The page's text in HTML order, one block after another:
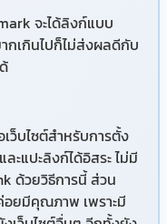
จะได้ลิงก์แบบ
กเกินไปก็ไม่ส่งผลดีกับ
ว็บไซต์สำหรับการตั้ง
ะแปะลิงก์ได้อิสระ ไม่มี
ด้วยวิธีการนี้ ส่วน
อยมีคุณภาพ เพราะมี